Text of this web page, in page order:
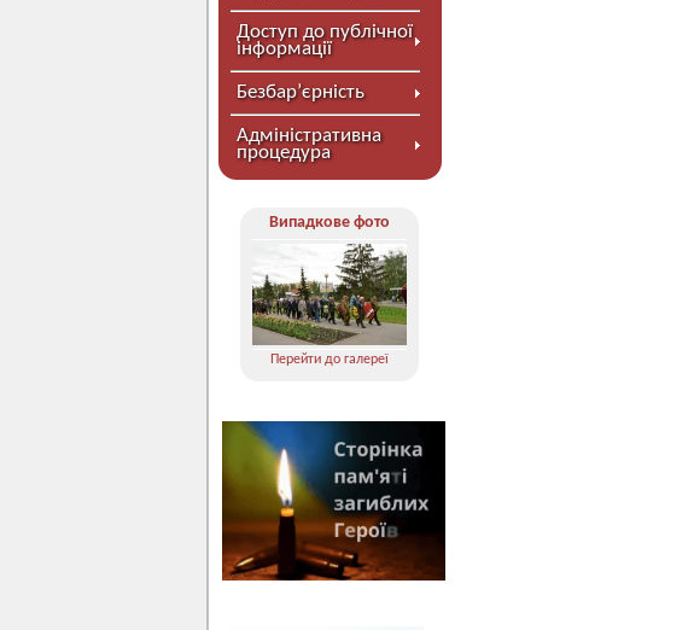
Доступ до публічної
інформації
Безбар’єрність
Адміністративна
процедура
Випадкове фото
Перейти до галереї